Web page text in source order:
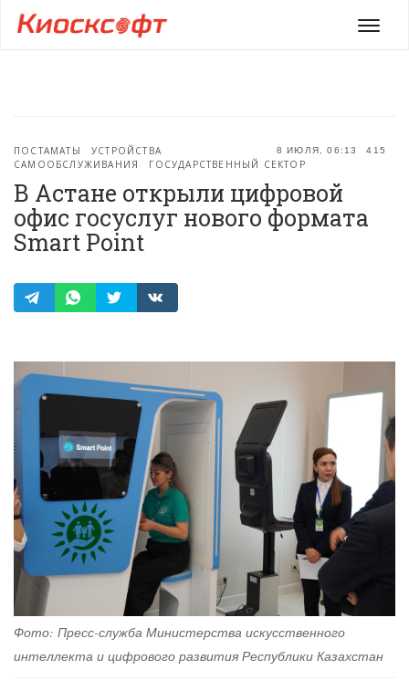
Меню
8 ИЮЛЯ, 06:13 415
ПОСТАМАТЫ
УСТРОЙСТВА
САМООБСЛУЖИВАНИЯ
ГОСУДАРСТВЕННЫЙ СЕКТОР
В Астане открыли цифровой
офис госуслуг нового формата
Smart Point
Фото: Пресс-служба Министерства искусственного
интеллекта и цифрового развития Республики Казахстан